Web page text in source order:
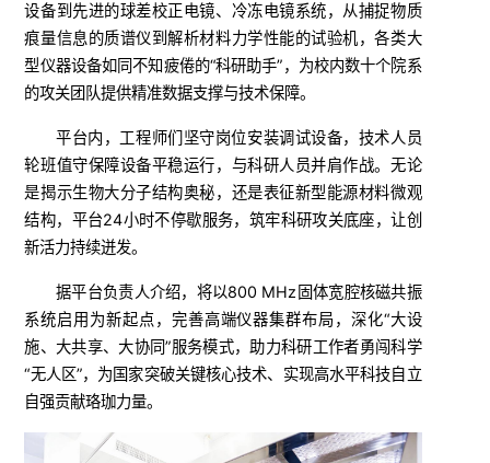
设备到先进的球差校正电镜、冷冻电镜系统，从捕捉物质
痕量信息的质谱仪到解析材料力学性能的试验机，各类大
型仪器设备如同不知疲倦的“科研助手”，为校内数十个院系
的攻关团队提供精准数据支撑与技术保障。
平台内，工程师们坚守岗位安装调试设备，技术人员
轮班值守保障设备平稳运行，与科研人员并肩作战。无论
是揭示生物大分子结构奥秘，还是表征新型能源材料微观
结构，平台24小时不停歇服务，筑牢科研攻关底座，让创
新活力持续迸发。
据平台负责人介绍，将以800 MHz固体宽腔核磁共振
系统启用为新起点，完善高端仪器集群布局，深化“大设
施、大共享、大协同”服务模式，助力科研工作者勇闯科学
“无人区”，为国家突破关键核心技术、实现高水平科技自立
自强贡献珞珈力量。